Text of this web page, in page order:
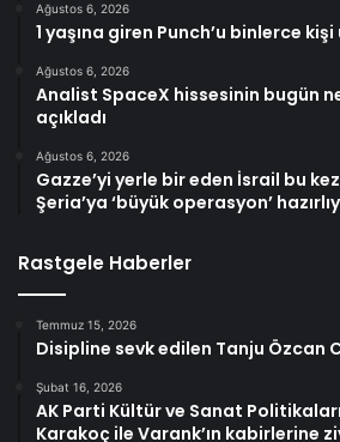
Ağustos 6, 2026
1 yaşına giren Punch’u binlerce
Ağustos 6, 2026
Analist SpaceX hissesinin bugün
açıkladı
Ağustos 6, 2026
Gazze’yi yerle bir eden İsrail bu
Şeria’ya ‘büyük operasyon’
Rastgele Haberler
Temmuz 15, 2026
Disipline sevk edilen Tanju Özcan
Şubat 16, 2026
AK Parti Kültür ve Sanat
Karakoç ile Varank’ın kabirlerine